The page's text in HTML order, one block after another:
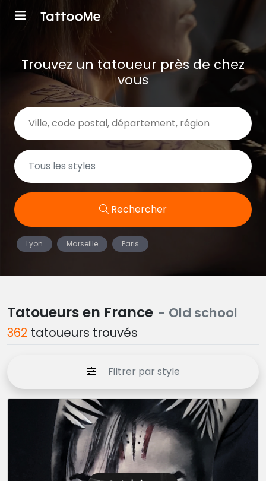
Trouvez un tatoueur près de chez
vous
Rechercher
Lyon Marseille Paris
Tatoueurs en France - Old school
362 tatoueurs trouvés
Filtrer par style